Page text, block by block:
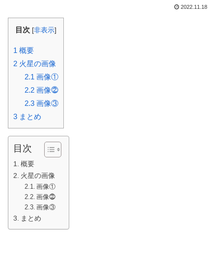
2022.11.18
目次 [非表示]
1 概要
2 火星の画像
2.1 画像①
2.2画像⓶
2.3画像③
3 まとめ
目次
概要
火星の画像
画像①
画像⓶
画像③
まとめ